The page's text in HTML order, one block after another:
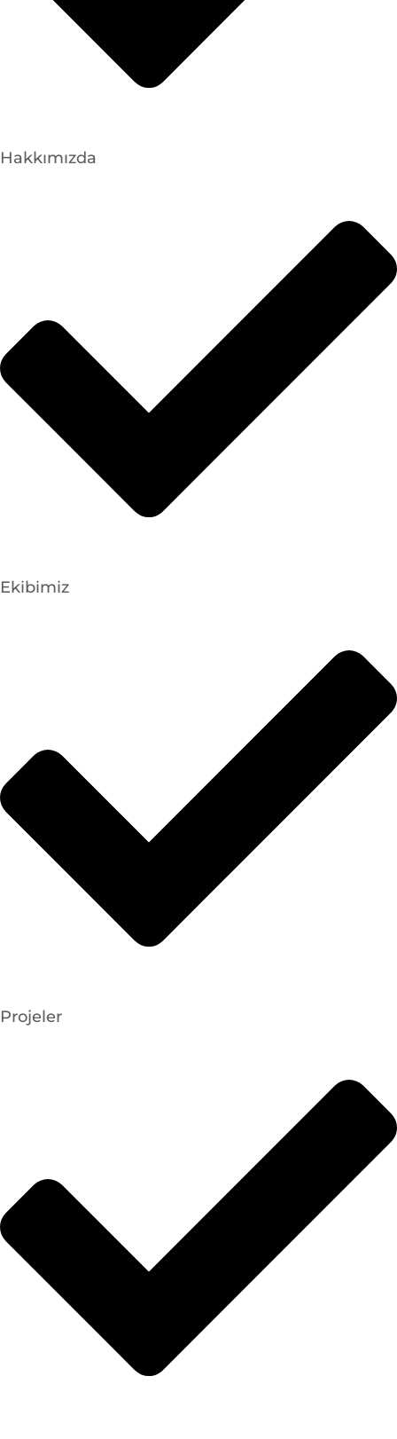
Hakkımızda
Ekibimiz
Projeler